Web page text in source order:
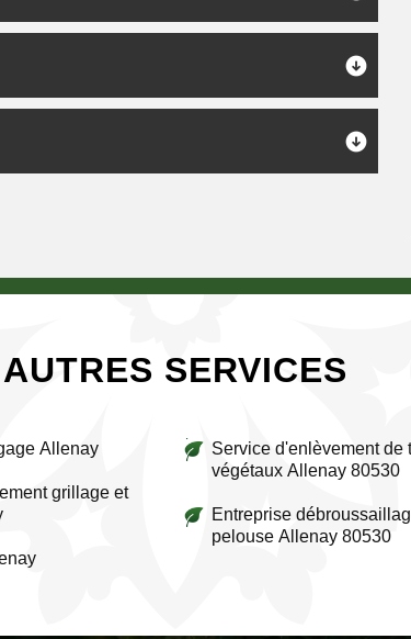
AUTRES SERVICES
Allenay
grillage et
Service d'enlèvement de
végétaux Allenay 80530
Entreprise
pelouse Allenay 80530